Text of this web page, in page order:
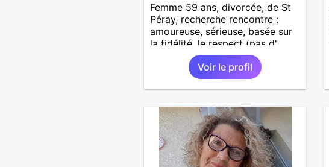
Femme 59 ans, divorcée, de St
Péray, recherche rencontre :
amoureuse, sérieuse, basée sur
la fidélité, le respect (pas d'
aventure d'un soir). Rien ne vaut
une rencontre après quelques
échanges par messages pour
savoir si il y a un feeling entre
Au plaisir de se découvrir...
Voir le profil